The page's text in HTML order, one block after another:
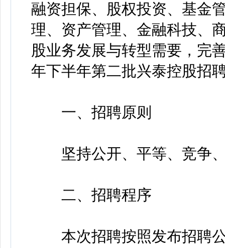
融资担保、股权投资、基金
理、资产管理、金融科技、
股业务发展与转型需要，完
年下半年第二批兴泰控股招
一、招聘原则
坚持公开、平等、竞争
二、招聘程序
本次招聘按照发布招聘公